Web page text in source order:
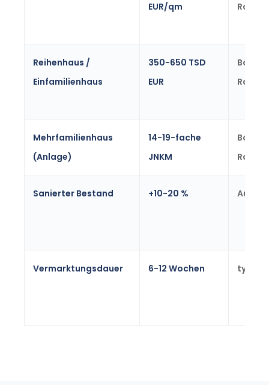
EUR/qm
Range
Reihenhaus /
Einfamilienhaus
350-650 TSD
EUR
Range
Mehrfamilienhaus
(Anlage)
14-19-fache
JNKM
Range
Sanierter Bestand +10-20 %
Vermarktungsdauer 6-12 Wochen